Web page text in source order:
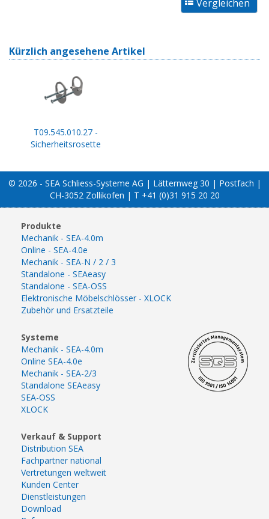
Kürzlich angesehene Artikel
T09.545.010.27 -
Sicherheitsrosette
© 2026 - SEA Schliess-Systeme AG | Lätternweg 30 | Postfach |
CH-3052 Zollikofen | T +41 (0)31 915 20 20
Produkte
Mechanik - SEA-4.0m
Online - SEA-4.0e
Mechanik - SEA-N / 2 / 3
Standalone - SEAeasy
Standalone - SEA-OSS
Elektronische Möbelschlösser - XLOCK
Zubehör und Ersatzteile
Systeme
Mechanik - SEA-4.0m
Online SEA-4.0e
Mechanik - SEA-2/3
Standalone SEAeasy
SEA-OSS
XLOCK
Verkauf & Support
Distribution SEA
Fachpartner national
Vertretungen weltweit
Kunden Center
Dienstleistungen
Download